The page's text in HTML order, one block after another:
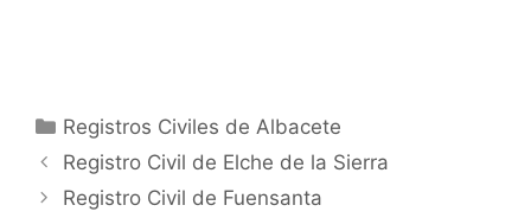
Categorías
Registros Civiles de Albacete
Registro Civil de Elche de la Sierra
Registro Civil de Fuensanta